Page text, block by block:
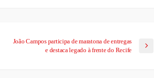
João Campos participa de maratona de entregas
e destaca legado à frente do Recife